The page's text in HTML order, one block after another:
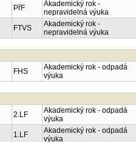
PřF
Akademický rok -
nepravidelná výuka
FTVS
nepravidelná výuka
FHS
výuka
2.LF
Akademický rok - odpadá
výuka